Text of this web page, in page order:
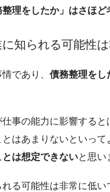
整理をしたか」はさほ
知られる可能性
であり、 債務整理をし
事の能力に影響する
はあまりないといって
は想定できないと思い
る可能性は非常に低